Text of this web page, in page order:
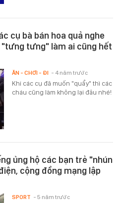
cụ bà bán hoa quả nghe
tưng" làm ai cũng hết
Khi các cụ đã muốn "quẩy" thì các
cháu cũng làm không lại đâu nhé!
ĂN - CHƠI - ĐI - 4 năm trước
ủng hộ các bạn trẻ "nhún
cộng đồng mạng lập
SPORT - 5 năm trước